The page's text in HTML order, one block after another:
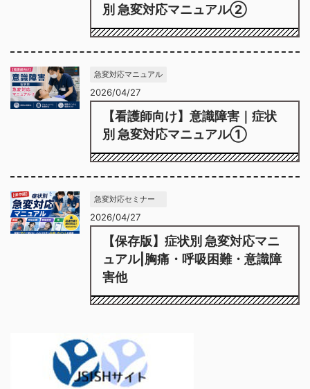
別 急変対応マニュアル②
急変対応マニュアル
2026/04/27
【看護師向け】意識障害｜症状
別 急変対応マニュアル①
急変対応セミナー
2026/04/27
【保存版】症状別 急変対応マニ
ュアル|胸痛・呼吸困難・意識障
害他